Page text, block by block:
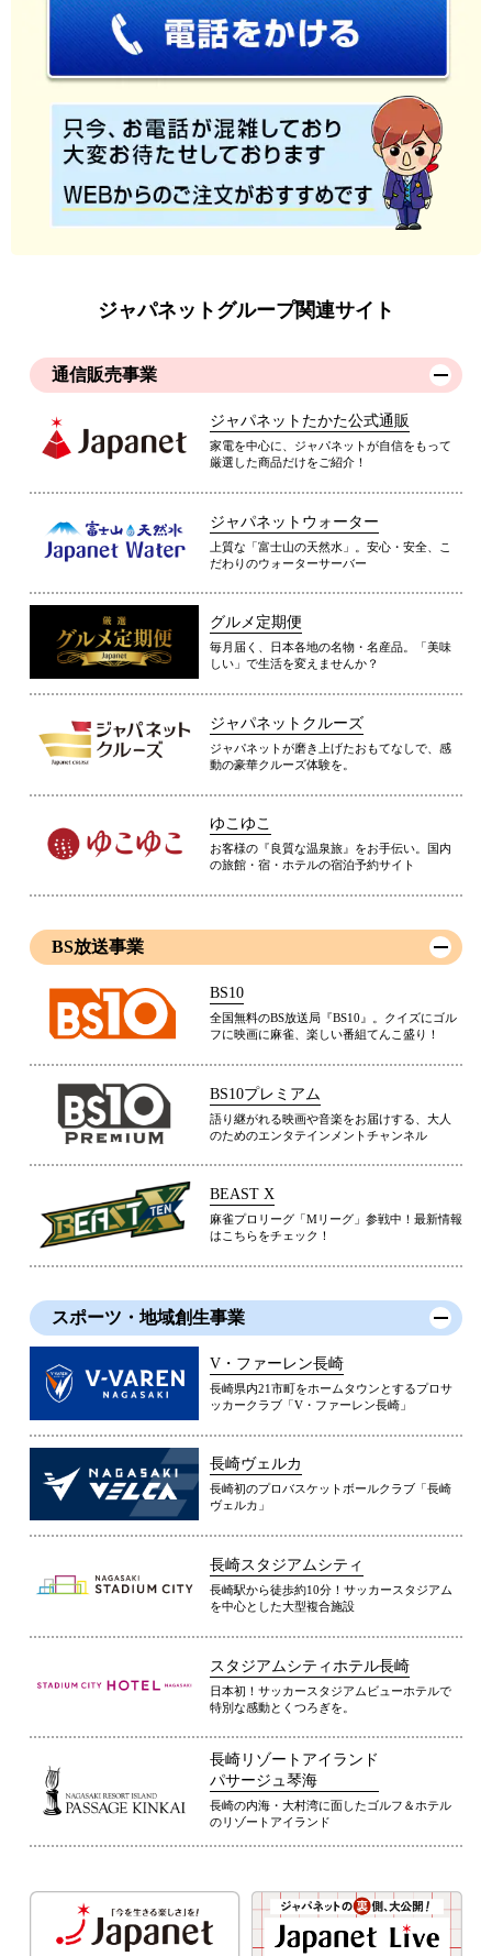
ジャパネットグループ関連サイト
通信販売事業
ジャパネットたかた公式通販
家電を中心に、ジャパネットが自信をもって
厳選した商品だけをご紹介！
ジャパネットウォーター
上質な「富士山の天然水」。安心・安全、こ
だわりのウォーターサーバー
グルメ定期便
毎月届く、日本各地の名物・名産品。「美味
しい」で生活を変えませんか？
ジャパネットクルーズ
ジャパネットが磨き上げたおもてなしで、感
動の豪華クルーズ体験を。
ゆこゆこ
お客様の『良質な温泉旅』をお手伝い。国内
の旅館・宿・ホテルの宿泊予約サイト
BS放送事業
BS10
全国無料のBS放送局『BS10』。クイズにゴル
フに映画に麻雀、楽しい番組てんこ盛り！
BS10プレミアム
語り継がれる映画や音楽をお届けする、大人
のためのエンタテインメントチャンネル
BEAST X
麻雀プロリーグ「Mリーグ」参戦中！最新情報
はこちらをチェック！
スポーツ・地域創生事業
V・ファーレン長崎
長崎県内21市町をホームタウンとするプロサ
ッカークラブ「V・ファーレン長崎」
長崎ヴェルカ
長崎初のプロバスケットボールクラブ「長崎
ヴェルカ」
長崎スタジアムシティ
長崎駅から徒歩約10分！サッカースタジアム
を中心とした大型複合施設
スタジアムシティホテル長崎
日本初！サッカースタジアムビューホテルで
特別な感動とくつろぎを。
長崎リゾートアイランド
パサージュ琴海
長崎の内海・大村湾に面したゴルフ＆ホテル
のリゾートアイランド